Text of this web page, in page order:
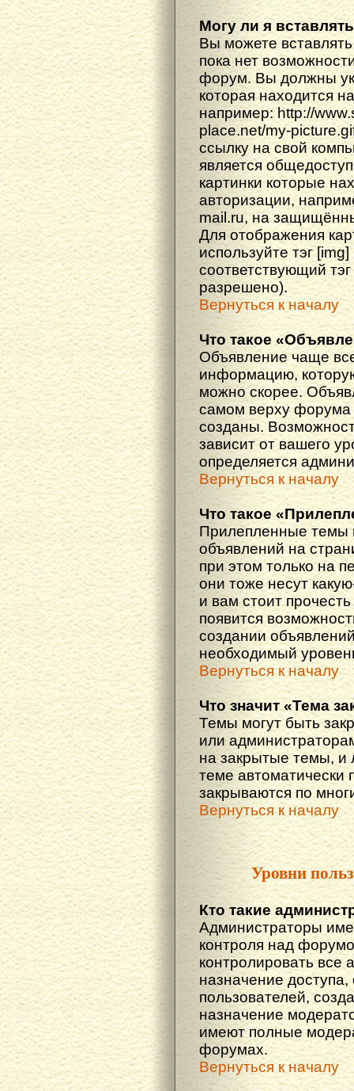
Могу ли я
Вы можете
пока нет
форум. Вы должны
которая находится
например: http://
place.net/my-
ссылку на свой
является
картинки которые
авторизации,
mail.ru, на
Для отображения
используйте тэг
соответствующий
разрешено).
Вернуться к началу
Что такое
Объявление чаще
информацию,
можно скорее.
самом верху форума
созданы.
зависит от вашего
определяется
Вернуться к началу
Что такое
Прилепленные темы
объявлений на
при этом только на
они тоже несут
и вам стоит
появится
создании
необходимый
Вернуться к началу
Что значит «Тема
Темы могут быть
или
на закрытые темы, и
теме автоматически
закрываются по
Вернуться к началу
Уровни
Кто такие
Администраторы
контроля над
контролировать все
назначение
пользователей,
назначение
имеют полные
форумах.
Вернуться к началу